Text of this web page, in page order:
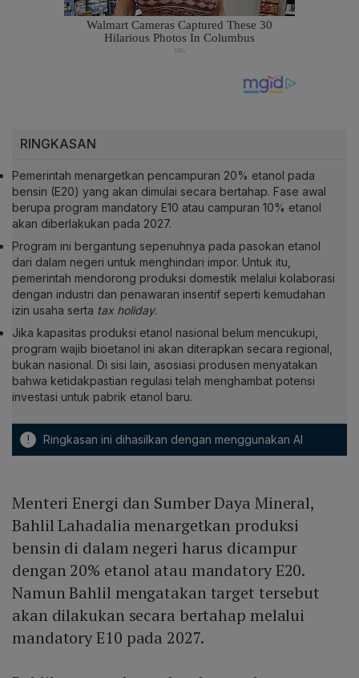
RINGKASAN
Pemerintah menargetkan pencampuran 20% etanol pada
bensin (E20) yang akan dimulai secara bertahap. Fase awal
berupa program mandatory E10 atau campuran 10% etanol
akan diberlakukan pada 2027.
Program ini bergantung sepenuhnya pada pasokan etanol
dari dalam negeri untuk menghindari impor. Untuk itu,
pemerintah mendorong produksi domestik melalui kolaborasi
dengan industri dan penawaran insentif seperti kemudahan
izin usaha serta tax holiday.
Jika kapasitas produksi etanol nasional belum mencukupi,
program wajib bioetanol ini akan diterapkan secara regional,
bukan nasional. Di sisi lain, asosiasi produsen menyatakan
bahwa ketidakpastian regulasi telah menghambat potensi
investasi untuk pabrik etanol baru.
! Ringkasan ini dihasilkan dengan menggunakan AI
Menteri Energi dan Sumber Daya Mineral,
Bahlil Lahadalia menargetkan produksi
bensin di dalam negeri harus dicampur
dengan 20% etanol atau mandatory E20.
Namun Bahlil mengatakan target tersebut
akan dilakukan secara bertahap melalui
mandatory E10 pada 2027.